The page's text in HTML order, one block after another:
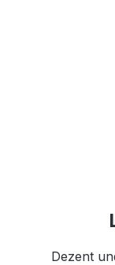
Dezent